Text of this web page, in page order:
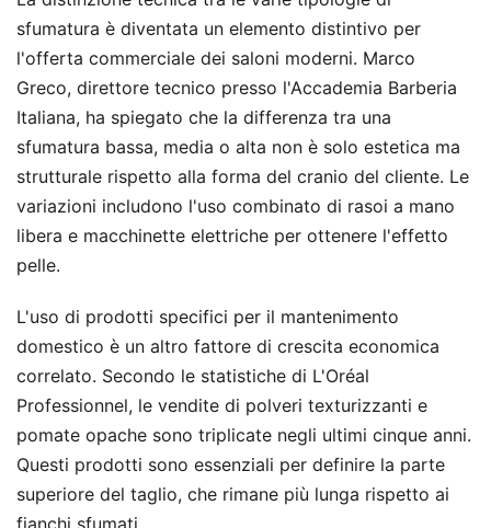
sfumatura è diventata un elemento distintivo per
l'offerta commerciale dei saloni moderni. Marco
Greco, direttore tecnico presso l'Accademia Barberia
Italiana, ha spiegato che la differenza tra una
sfumatura bassa, media o alta non è solo estetica ma
strutturale rispetto alla forma del cranio del cliente. Le
variazioni includono l'uso combinato di rasoi a mano
libera e macchinette elettriche per ottenere l'effetto
pelle.
L'uso di prodotti specifici per il mantenimento
domestico è un altro fattore di crescita economica
correlato. Secondo le statistiche di L'Oréal
Professionnel, le vendite di polveri texturizzanti e
pomate opache sono triplicate negli ultimi cinque anni.
Questi prodotti sono essenziali per definire la parte
superiore del taglio, che rimane più lunga rispetto ai